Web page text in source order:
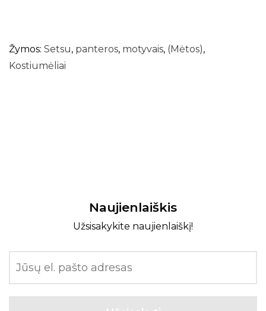
Žymos: Setsu, panteros, motyvais, (Mėtos),
Kostiumėliai
Naujienlaiškis
Užsisakykite naujienlaiškį!